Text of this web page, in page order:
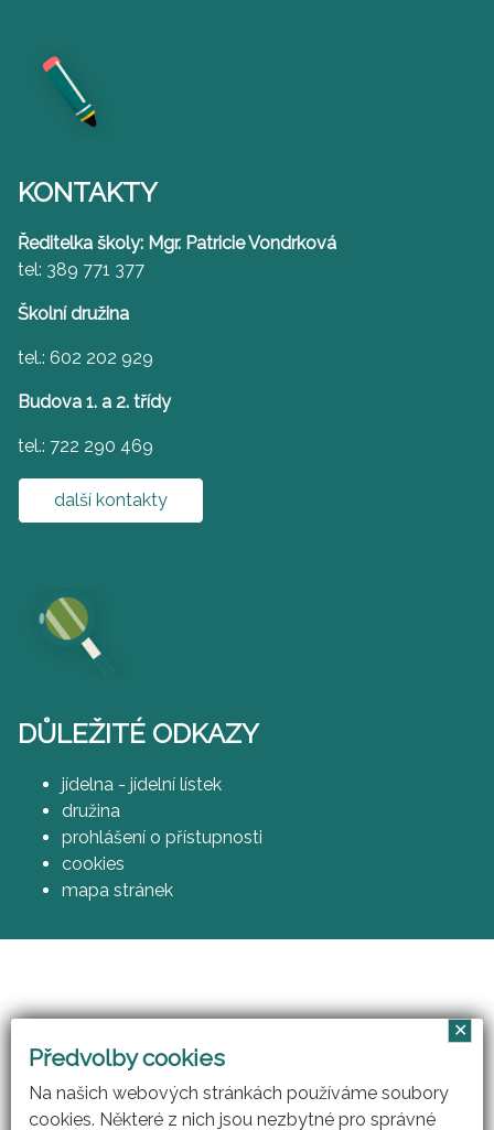
KONTAKTY
Ředitelka školy: Mgr. Patricie Vondrková
tel: 389 771 377
Školní družina
tel.: 602 202 929
Budova 1. a 2. třídy
tel.: 722 290 469
další kontakty
DŮLEŽITÉ ODKAZY
jídelna - jídelní lístek
družina
prohlášení o přístupnosti
cookies
mapa stránek
(CZ.1.07/1.3.00/51.0007)
Předvolby cookies
Na našich webových stránkách používáme soubory
cookies. Některé z nich jsou nezbytné pro správné
✕